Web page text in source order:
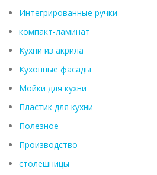
Интегрированные ручки
компакт-ламинат
Кухни из акрила
Кухонные фасады
Мойки для кухни
Пластик для кухни
Полезное
Производство
столешницы